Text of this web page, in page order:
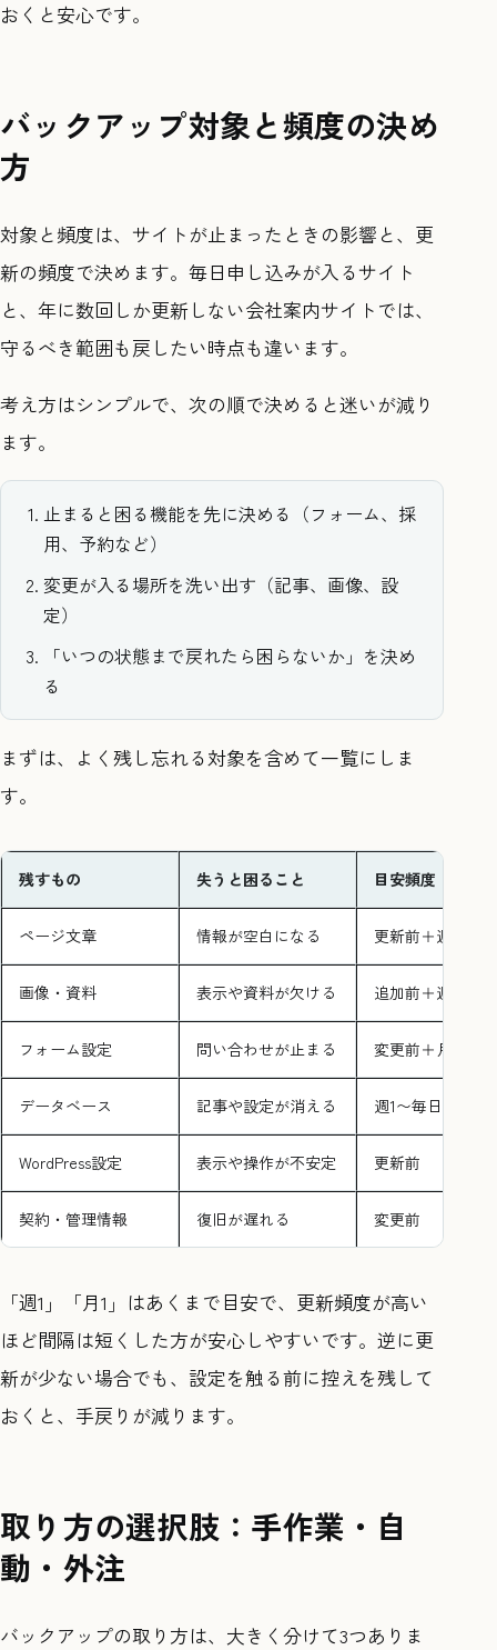
おくと安心です。
バックアップ対象と頻度の決め
方
対象と頻度は、サイトが止まったときの影響と、更
新の頻度で決めます。毎日申し込みが入るサイト
と、年に数回しか更新しない会社案内サイトでは、
守るべき範囲も戻したい時点も違います。
考え方はシンプルで、次の順で決めると迷いが減り
ます。
止まると困る機能を先に決める（フォーム、採
用、予約など）
変更が入る場所を洗い出す（記事、画像、設
定）
「いつの状態まで戻れたら困らないか」を決め
る
まずは、よく残し忘れる対象を含めて一覧にしま
す。
残すもの 失うと困ること 目安頻度
ページ文章 情報が空白になる 更新前＋週1
画像・資料 表示や資料が欠ける 追加前＋週1
フォーム設定 問い合わせが止まる 変更前＋月1
データベース 記事や設定が消える 週1〜毎日
WordPress設定 表示や操作が不安定 更新前
契約・管理情報 復旧が遅れる 変更前
「週1」「月1」はあくまで目安で、更新頻度が高い
ほど間隔は短くした方が安心しやすいです。逆に更
新が少ない場合でも、設定を触る前に控えを残して
おくと、手戻りが減ります。
取り方の選択肢：手作業・自
動・外注
バックアップの取り方は、大きく分けて3つありま